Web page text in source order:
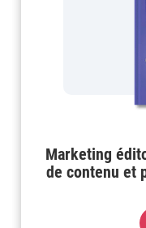
Marketing
de contenu et